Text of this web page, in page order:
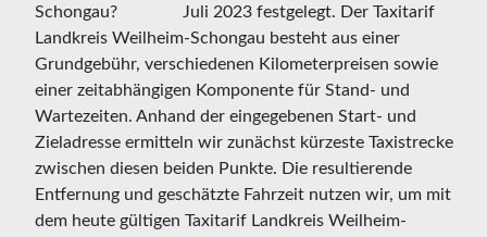
Juli 2023 festgelegt. Der Taxitarif
Landkreis Weilheim-Schongau besteht aus einer
Grundgebühr, verschiedenen Kilometerpreisen sowie
einer zeitabhängigen Komponente für Stand- und
Wartezeiten. Anhand der eingegebenen Start- und
Zieladresse ermitteln wir zunächst kürzeste Taxistrecke
zwischen diesen beiden Punkte. Die resultierende
Entfernung und geschätzte Fahrzeit nutzen wir, um mit
dem heute gültigen Taxitarif Landkreis Weilheim-